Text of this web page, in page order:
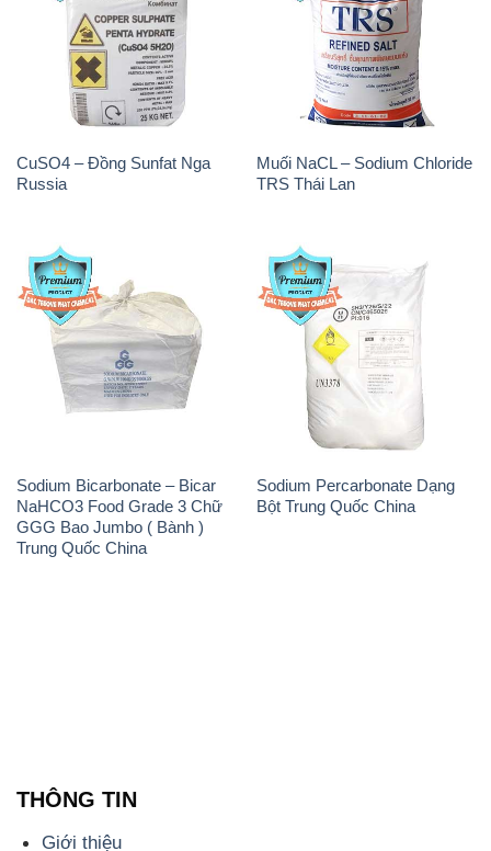
CuSO4 – Đồng Sunfat Nga
Russia
Muối NaCL – Sodium Chloride
TRS Thái Lan
Sodium Bicarbonate – Bicar
NaHCO3 Food Grade 3 Chữ
GGG Bao Jumbo ( Bành )
Trung Quốc China
Sodium Percarbonate Dạng
Bột Trung Quốc China
THÔNG TIN
Giới thiệu